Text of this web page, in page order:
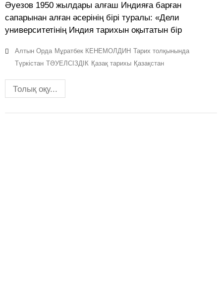
Әуезов 1950 жылдары алғаш Индияға барған
сапарынан алған әсерінің бірі туралы: «Дели
университетінің Индия тарихын оқытатын бір
Алтын Орда Мұратбек КЕНЕМОЛДИН Тарих толқынында
Түркістан ТӘУЕЛСІЗДІК Қазақ тарихы Қазақстан
Толық оқу...